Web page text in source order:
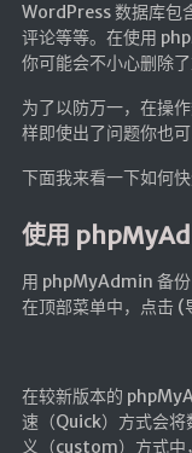
WordPress 数据库包
评论等等。在使用
你可能会不小心删除
为了以防万一，在操
样即使出了问题你也
下面我来看一下如何
使用
用 phpMyAdmin 备份
在顶部菜单中，点击 (
在较新版本的
速（Quick）方式会将
义（custom）方式中
蜂巢背
电流变
夜色折
🚩合集
文章
⌛时光轴
隐私政策